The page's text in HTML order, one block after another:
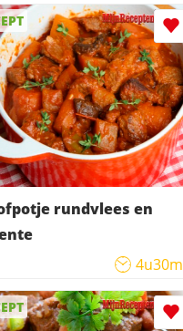
rundvlees en
4u30m